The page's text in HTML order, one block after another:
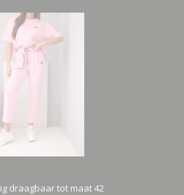
draagbaar tot maat 42